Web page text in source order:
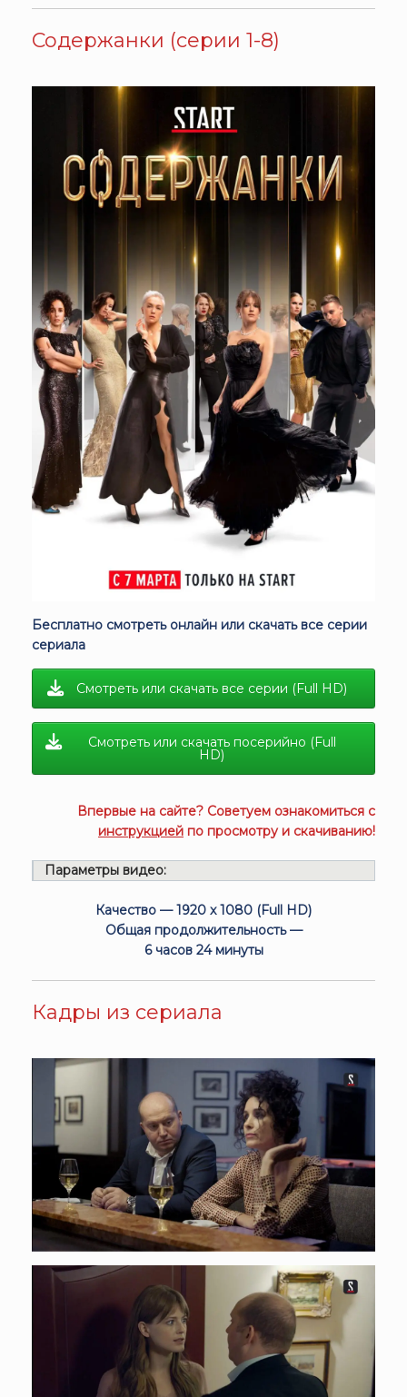
Содержанки (серии 1-8)
Бесплатно смотреть онлайн или скачать все серии
сериала
Смотреть или скачать все серии (Full HD)
Смотреть или скачать посерийно (Full
HD)
Впервые на сайте? Советуем ознакомиться с
инструкцией по просмотру и скачиванию!
Параметры видео:
Качество — 1920 x 1080 (Full HD)
Общая продолжительность —
6 часов 24 минуты
Кадры из сериала